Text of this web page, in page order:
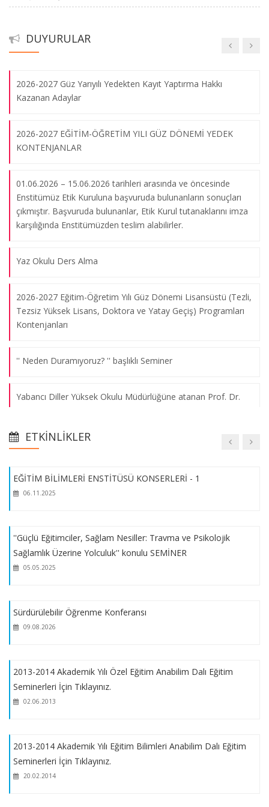
DUYURULAR
2024-2025 Güz Yarıyılı Yedekten Kayıt Yaptırma Hakkı
2026-2027 Güz Yarıyılı Yedekten Kayıt Yaptırma Hakkı
Kazanan Adaylar
2026-2027 EĞİTİM-ÖĞRETİM YILI GÜZ DÖNEMİ YEDEK
KONTENJANLAR
01.06.2026 – 15.06.2026 tarihleri arasında ve öncesinde
Enstitümüz Etik Kuruluna başvuruda bulunanların sonuçları
çıkmıştır. Başvuruda bulunanlar, Etik Kurul tutanaklarını imza
karşılığında Enstitümüzden teslim alabilirler.
Yaz Okulu Ders Alma
2026-2027 Eğitim-Öğretim Yılı Güz Dönemi Lisansüstü (Tezli,
Tezsiz Yüksek Lisans, Doktora ve Yatay Geçiş) Programları
Kontenjanları
'' Neden Duramıyoruz? '' başlıklı Seminer
Yabancı Diller Yüksek Okulu Müdürlüğüne atanan Prof. Dr.
Şehit/Gazi Eş ve Çocukları için Lisansüstü Ek Kontenjan
2025-2026 Güz Yarıyılı Yedekten Kayıt Yaptırma Hakkı
2025-2026 GÜZ EĞİTİM-ÖĞRETİM YILI GÜZ DÖNEMİ YEDEK
KONTENJANLAR
2024-2025 Eğitim-Öğretim Yılı Bahar Döneminde Savunma
2024-2025 Eğitim-Öğretim Yılı Bahar Dönemi Lisansüstü
(Tezli, Tezsiz Yüksek Lisans, Doktora ve Yatay Geçiş)
2024 YILI BAŞARI BURS PROGRAMI DUYURU METNİ
MAZERETLİ DERS KAYIT TARİHLERİ
ETKINLIKLER
Seminerleri İçin Tıklayınız.
2012-2013 Akademik Yılı Yabancı Diller Eğitimi Anabilim Dalı
Alman Dili Eğitimi Bilim Dalı Seminer/Konferans Tablosu
Seminer/Konferans Tablosu
07.03.2013
Seminerleri
Tez Önerisi Yazım Semineri (11 Ocak 2012) (Yar. Doç. Dr.
Mustafa ÇAKIR)
Yorumlanması Konulu Seminer (23 Şubat 2012) (Öğr. Gör. Dr.
07.03.2013
EĞİTİM BİLİMLERİ ENSTİTÜSÜ KONSERLERİ - 1
06.11.2025
''Güçlü Eğitimciler, Sağlam Nesiller: Travma ve Psikolojik
Sağlamlık Üzerine Yolculuk'' konulu SEMİNER
05.05.2025
Sürdürülebilir Öğrenme Konferansı
09.08.2026
2013-2014 Akademik Yılı Özel Eğitim Anabilim Dalı Eğitim
Seminerleri İçin Tıklayınız.
02.06.2013
2013-2014 Akademik Yılı Eğitim Bilimleri Anabilim Dalı Eğitim
Seminerleri İçin Tıklayınız.
20.02.2014